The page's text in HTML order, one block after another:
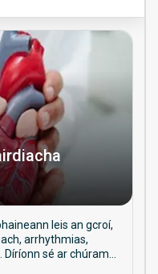
leis an gcroí,
arrhythmias,
Díríonn sé ar chúram
agus